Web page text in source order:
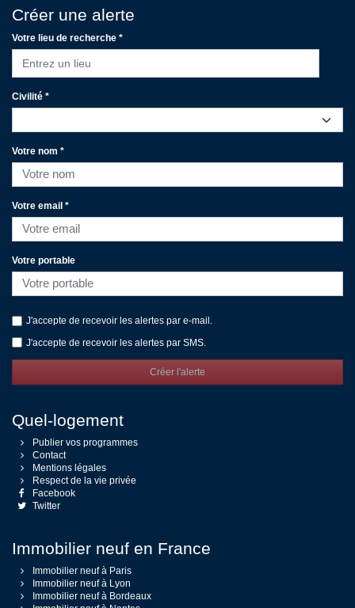
Créer une alerte
Votre lieu de recherche *
Entrez un lieu
Civilité *
Votre nom *
Votre email *
Votre portable
J'accepte de recevoir les alertes par e-mail.
J'accepte de recevoir les alertes par SMS.
Créer l'alerte
Quel-logement
Publier vos programmes
Contact
Mentions légales
Respect de la vie privée
Facebook
Twitter
Immobilier neuf en France
Immobilier neuf à Paris
Immobilier neuf à Lyon
Immobilier neuf à Bordeaux